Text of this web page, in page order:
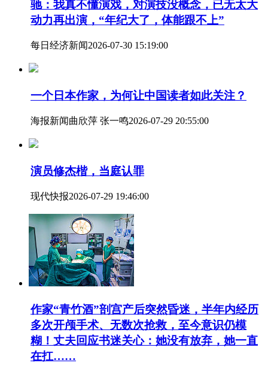
驰：我真不懂演戏，对演技没概念，已无太大
动力再出演，“年纪大了，体能跟不上”
每日经济新闻2026-07-30 15:19:00
一个日本作家，为何让中国读者如此关注？
海报新闻曲欣萍 张一鸣2026-07-29 20:55:00
演员修杰楷，当庭认罪
现代快报2026-07-29 19:46:00
作家“青竹酒”剖宫产后突然昏迷，半年内经历
多次开颅手术、无数次抢救，至今意识仍模
糊！丈夫回应书迷关心：她没有放弃，她一直
在扛……